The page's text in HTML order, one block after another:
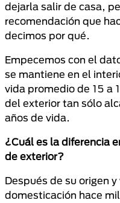
dejarla salir de casa,
recomendación que
decimos por qué.
Empecemos con el
se mantiene en el
vida promedio de 15 a
del exterior tan sólo
años de vida.
¿Cuál es la diferencia
de exterior?
Después de su origen
domesticación hace